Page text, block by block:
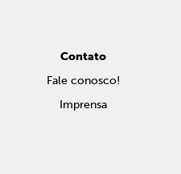
Contato
Fale conosco!
Imprensa